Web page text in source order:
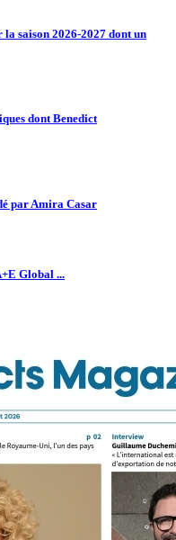
saison 2026-2027 dont un
dont Benedict
par Amira Casar
Global ...